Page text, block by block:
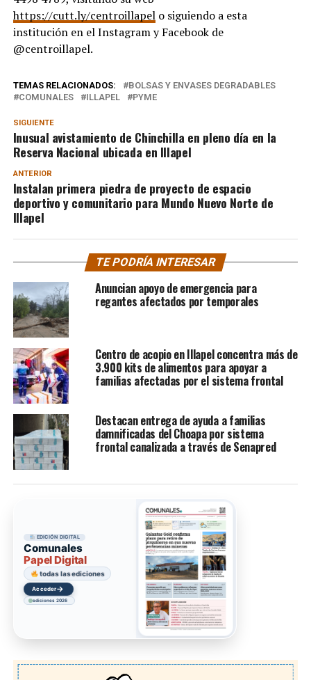
https://cutt.ly/centroillapelo siguiendo a esta
institución en el Instagram y Facebook de
@centroillapel.
TEMAS RELACIONADOS:
BOLSAS Y ENVASES DEGRADABLES
COMUNALES
ILLAPEL PYME
SIGUIENTE
Inusual avistamiento de Chinchilla en pleno día en la
Reserva Nacional ubicada en Illapel
ANTERIOR
Instalan primera piedra de proyecto de espacio
deportivo y comunitario para Mundo Nuevo Norte de
Illapel
TE PODRÍA INTERESAR
Anuncian apoyo de emergencia para
regantes afectados por temporales
Centro de acopio en Illapel concentra más de
3.900 kits de alimentos para apoyar a
familias afectadas por el sistema frontal
Destacan entrega de ayuda a familias
damnificadas del Choapa por sistema
frontal canalizada a través de Senapred
EDICIÓN DIGITAL
Comunales
Papel Digital
todas las ediciones
Acceder→
ediciones 2026